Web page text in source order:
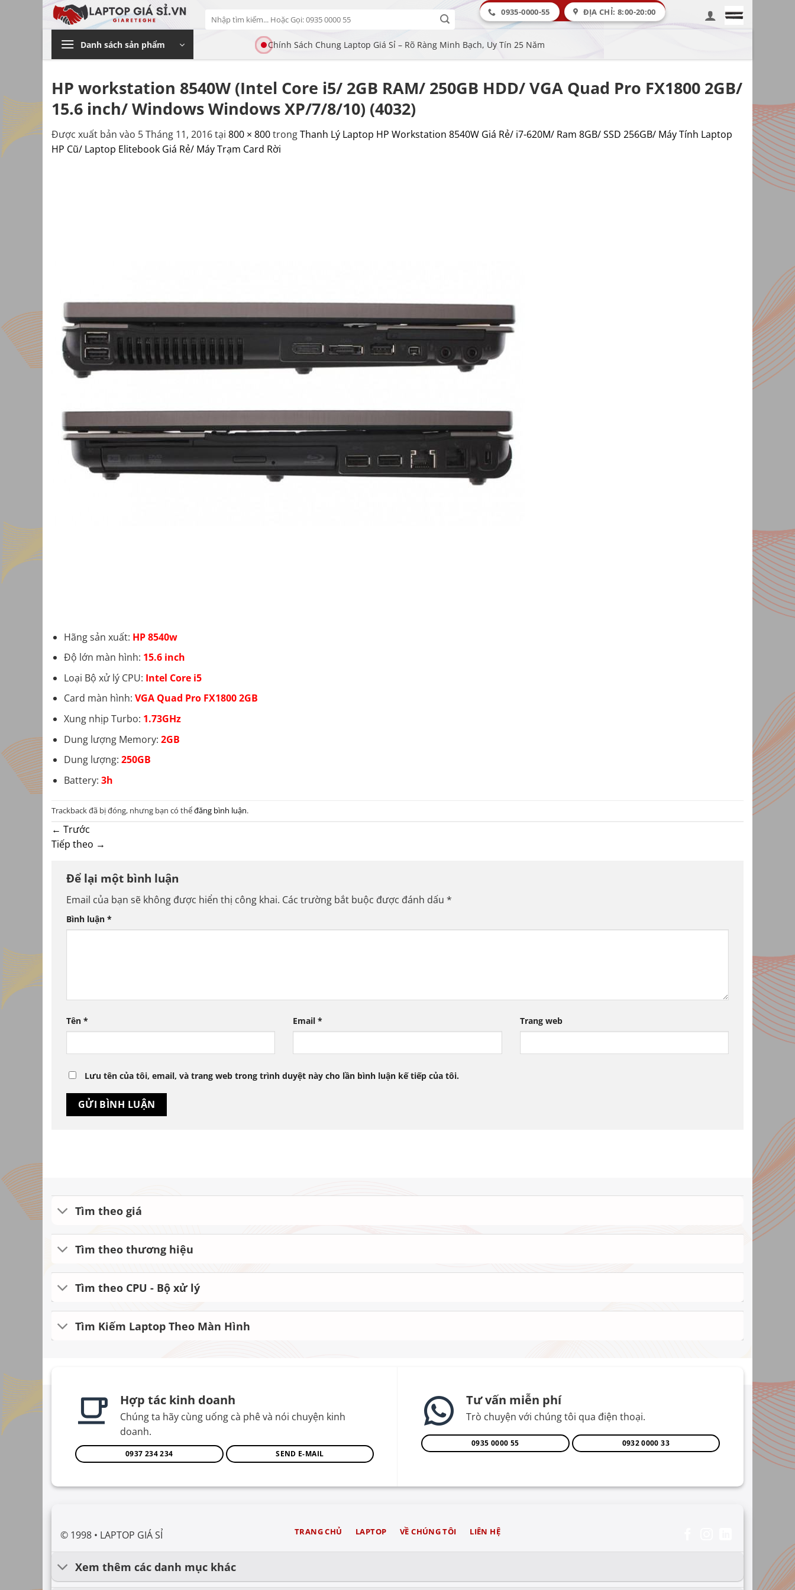
Bỏ
qua
dung
Tìm
kiếm:
0935-0000-55 ĐỊA CHỈ: 8:00-20:00
Danh sách sản phẩm Chính Sách Chung Laptop Giá Sỉ – Rõ Ràng Minh Bạch, Uy Tín 25 Năm
HP workstation 8540W (Intel Core i5/ 2GB RAM/ 250GB HDD/ VGA Quad Pro FX1800 2GB/
15.6 inch/ Windows Windows XP/7/8/10) (4032)
Được xuất bản vào 5 Tháng 11, 2016tại 800 × 800trongThanh Lý Laptop HP Workstation 8540W Giá Rẻ/ i7-620M/ Ram 8GB/ SSD 256GB/ Máy Tính Laptop
HP Cũ/ Laptop Elitebook Giá Rẻ/ Máy Trạm Card Rời
Hãng sản xuất: HP 8540w
Độ lớn màn hình: 15.6 inch
Loại Bộ xử lý CPU: Intel Core i5
Card màn hình: VGA Quad Pro FX1800 2GB
Xung nhịp Turbo: 1.73GHz
Dung lượng Memory: 2GB
Dung lượng: 250GB
Battery: 3h
Trackback đã bị đóng, nhưng bạn có thểđăng bình luận.
← Trước
Tiếp theo →
Để lại một bình luận
Email của bạn sẽ không được hiển thị công khai. Các trường bắt buộc được đánh dấu *
Bình luận *
Tên * Email* Trang web
Lưu tên của tôi, email, và trang web trong trình duyệt này cho lần bình luận kế tiếp của tôi.
Tìm theo giá
Tìm theo thương hiệu
Tìm theo CPU - Bộ xử lý
Tìm Kiếm Laptop Theo Màn Hình
Hợp tác kinh doanh
Chúng ta hãy cùng uống cà phê và nói chuyện kinh
doanh.
0937 234 234 SEND E-MAIL
Tư vấn miễn phí
Trò chuyện với chúng tôi qua điện thoại.
0935 0000 55 0932 0000 33
© 1998 • LAPTOP GIÁ SỈ TRANG CHỦ LAPTOP VỀ CHÚNG TÔI LIÊN HỆ
Xem thêm các danh mục khác